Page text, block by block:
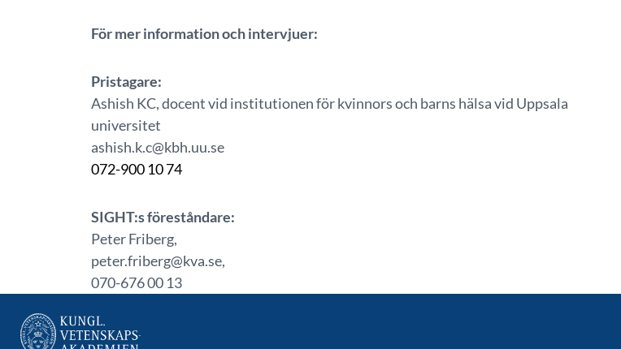
För mer information och intervjuer:
Pristagare:
Ashish KC, docent vid institutionen för kvinnors och barns hälsa vid Uppsala
universitet
ashish.k.c@kbh.uu.se
072-900 10 74
SIGHT:s föreståndare:
Peter Friberg,
peter.friberg@kva.se,
070-676 00 13